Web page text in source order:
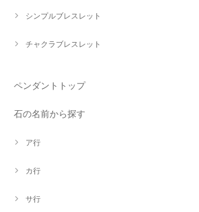
シンプルブレスレット
チャクラブレスレット
ペンダントトップ
石の名前から探す
ア行
カ行
サ行